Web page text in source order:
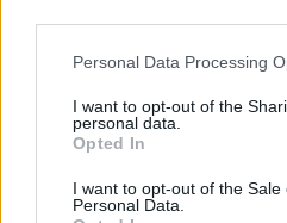
Please note that this website/
not limited to your visit or usage
grant or deny consent to Google
use your data for below
consent section.
Personal Data Processing
I want to opt-out of the
personal data.
Opted In
I want to opt-out of the Sale
Personal Data.
volt, ami - címének
gyűjteménye. A folytatás,
megjelent Bodily
egyik kulcsműve. Ezeken